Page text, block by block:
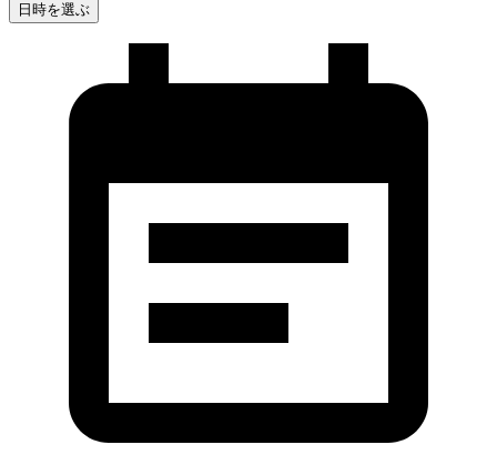
日時を選ぶ